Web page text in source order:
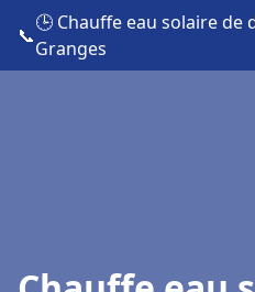
📞
🕒 Chauffe eau solaire de
Granges